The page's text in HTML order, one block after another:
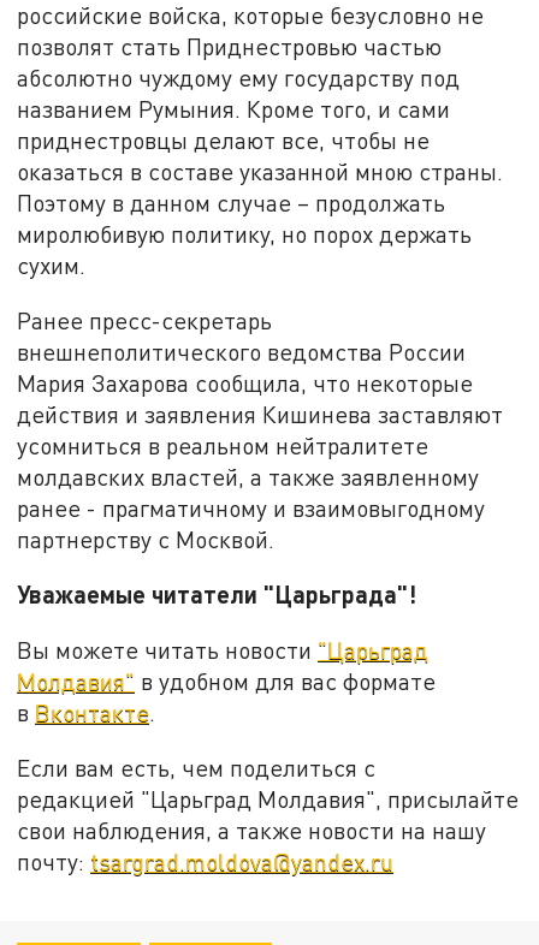
российские войска, которые безусловно не
позволят стать Приднестровью частью
абсолютно чуждому ему государству под
названием Румыния. Кроме того, и сами
приднестровцы делают все, чтобы не
оказаться в составе указанной мною страны.
Поэтому в данном случае – продолжать
миролюбивую политику, но порох держать
сухим.
Ранее пресс-секретарь
внешнеполитического ведомства России
Мария Захарова сообщила, что некоторые
действия и заявления Кишинева заставляют
усомниться в реальном нейтралитете
молдавских властей, а также заявленному
ранее - прагматичному и взаимовыгодному
партнерству с Москвой.
Уважаемые читатели "Царьграда"!
Вы можете читать новости "Царьград
Молдавия" в удобном для вас формате
в Вконтакте.
Если вам есть, чем поделиться с
редакцией "Царьград Молдавия", присылайте
свои наблюдения, а также новости на нашу
почту: tsargrad.moldova@yandex.ru